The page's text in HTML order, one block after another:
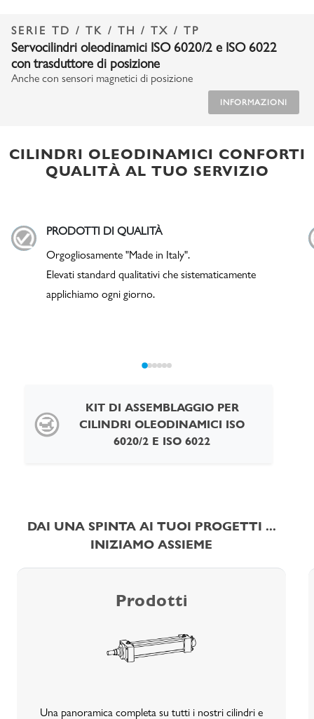
SERIE TD / TK / TH / TX / TP
Servocilindri oleodinamici ISO 6020/2 e ISO 6022
con trasduttore di posizione
Anche con sensori magnetici di posizione
INFORMAZIONI
CILINDRI OLEODINAMICI CONFORTI
QUALITÀ AL TUO SERVIZIO
PRODOTTI DI QUALITÀ
Orgogliosamente "Made in Italy".
Elevati standard qualitativi che sistematicamente
applichiamo ogni giorno.
KIT DI ASSEMBLAGGIO PER
CILINDRI OLEODINAMICI ISO
6020/2 E ISO 6022
DAI UNA SPINTA AI TUOI PROGETTI ...
INIZIAMO ASSIEME
Prodotti
Una panoramica completa su tutti i nostri cilindri e